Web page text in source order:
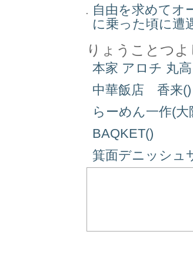
自由を求めてオ
に乗った頃に遭
りょうことつ
本家 アロチ 丸
中華飯店 香来()
らーめん一作(大
BAQKET()
箕面デニッシュ